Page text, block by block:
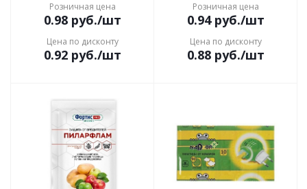
Розничная цена
0.98руб./шт
Цена по дисконту
0.92руб./шт
Розничная цена
0.94руб./шт
Цена по дисконту
0.88руб./шт